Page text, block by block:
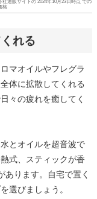
通販サイトの 2024年10月23日時点 での税
格
れる
マオイルやフレグラ
体に拡散してくれる
々の疲れを癒してく
とオイルを超音波で
式、スティックが香
あります。自宅で置く
選びましょう。